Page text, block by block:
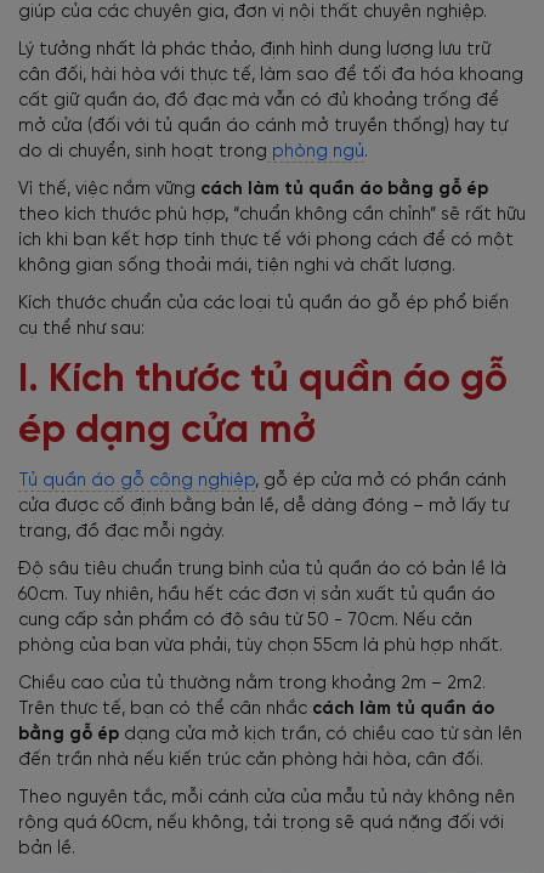
giúp của các chuyên gia, đơn vị nội thất chuyên nghiệp.
Lý tưởng nhất là phác thảo, định hình dung lượng lưu trữ
cân đối, hài hòa với thực tế, làm sao để tối đa hóa khoang
cất giữ quần áo, đồ đạc mà vẫn có đủ khoảng trống để
mở cửa (đối với tủ quần áo cánh mở truyền thống) hay tự
do di chuyển, sinh hoạt trong phòng ngủ.
Vì thế, việc nắm vững cách làm tủ quần áo bằng gỗ ép
theo kích thước phù hợp, “chuẩn không cần chỉnh” sẽ rất hữu
ích khi bạn kết hợp tính thực tế với phong cách để có một
không gian sống thoải mái, tiện nghi và chất lượng.
Kích thước chuẩn của các loại tủ quần áo gỗ ép phổ biến
cụ thể như sau:
I. Kích thước tủ quần áo gỗ
ép dạng cửa mở
Tủ quần áo gỗ công nghiệp, gỗ ép cửa mở có phần cánh
cửa được cố định bằng bản lề, dễ dàng đóng – mở lấy tư
trang, đồ đạc mỗi ngày.
Độ sâu tiêu chuẩn trung bình của tủ quần áo có bản lề là
60cm. Tuy nhiên, hầu hết các đơn vị sản xuất tủ quần áo
cung cấp sản phẩm có độ sâu từ 50 - 70cm. Nếu căn
phòng của bạn vừa phải, tùy chọn 55cm là phù hợp nhất.
Chiều cao của tủ thường nằm trong khoảng 2m – 2m2.
Trên thực tế, bạn có thể cân nhắc cách làm tủ quần áo
bằng gỗ ép dạng cửa mở kịch trần, có chiều cao từ sàn lên
đến trần nhà nếu kiến trúc căn phòng hài hòa, cân đối.
Theo nguyên tắc, mỗi cánh cửa của mẫu tủ này không nên
rộng quá 60cm, nếu không, tải trọng sẽ quá nặng đối với
bản lề.